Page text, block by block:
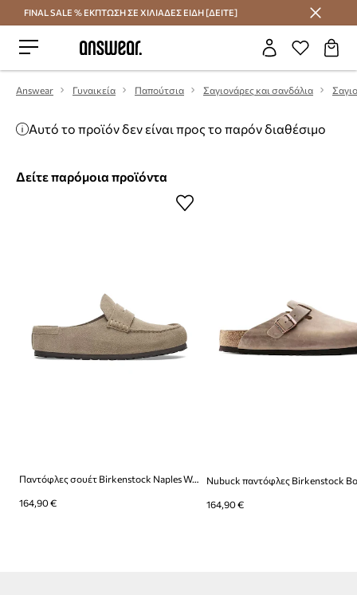
Εξοικονομήστε με το Answear Club
FINAL SALE % ΕΚΠΤΩΣΗ ΣΕ ΧΙΛΙΑΔΕΣ ΕΙΔΗ [ΔΕΙΤΕ]
Answear Γυναικεία Παπούτσια Σαγιονάρες και σανδάλια
Αυτό το προϊόν δεν είναι προς το παρόν διαθέσιμο
Δείτε παρόμοια προϊόντα
Παντόφλες σουέτ Birkenstock Naples Wrapped LEVE
164,90 € 164,90 €